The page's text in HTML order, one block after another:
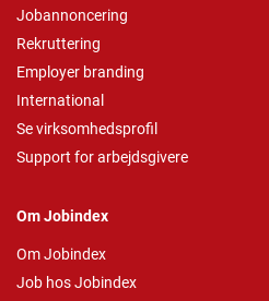
Jobannoncering
Rekruttering
Employer branding
International
Se virksomhedsprofil
Support for arbejdsgivere
Om Jobindex
Om Jobindex
Job hos Jobindex